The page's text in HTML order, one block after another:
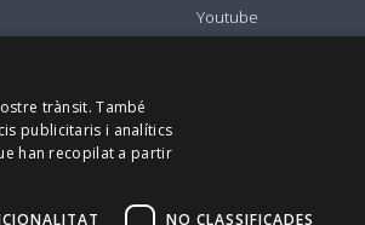
Youtube
Totalment pagat | Milà
trànsit. També
publicitaris i analítics
han recopilat a partir
NO CLASSIFICADES